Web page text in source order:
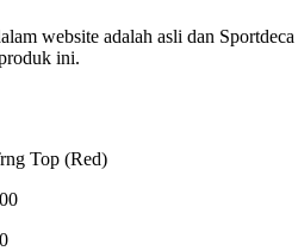
website adalah asli dan Sportdeca
ini.
Top (Red)